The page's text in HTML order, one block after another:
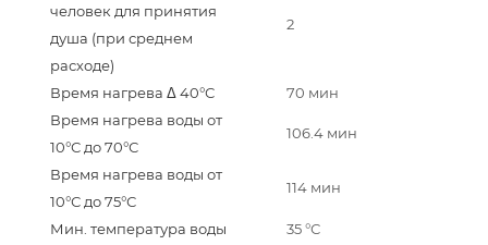
человек для принятия
душа (при среднем
расходе)
2
Время нагрева Δ 40°С
70 мин
Время нагрева воды от
10°С до 70°С
106.4 мин
Время нагрева воды от
10°С до 75°С
114 мин
Мин. температура воды
35 °С